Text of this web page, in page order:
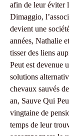
afin de leur éviter
Dimaggio,
devient une
années, Nathalie
tisser des liens
Peut est devenue
solutions
chevaux sauvés
an, Sauve Qui
vingtaine de
temps de leur